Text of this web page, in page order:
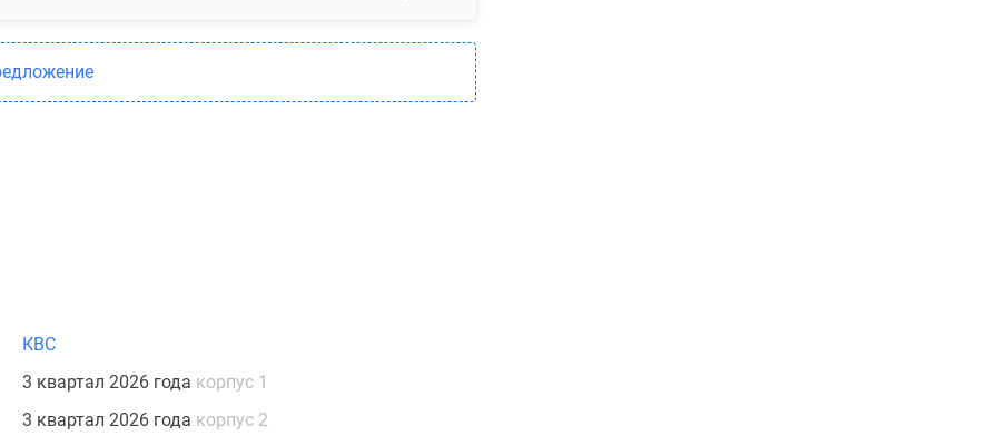
КВС
3 квартал 2026 года корпус 1
3 квартал 2026 года корпус 2